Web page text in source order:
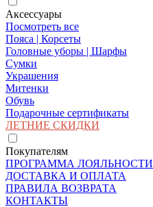
Аксессуары
Посмотреть все
Пояса | Корсеты
Головные уборы | Шарфы
Сумки
Украшения
Митенки
Обувь
Подарочные сертификаты
ЛЕТНИЕ СКИДКИ
Покупателям
ПРОГРАММА ЛОЯЛЬНОСТИ
ДОСТАВКА И ОПЛАТА
ПРАВИЛА ВОЗВРАТА
КОНТАКТЫ